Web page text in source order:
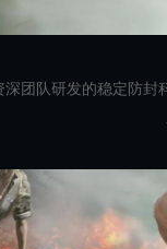
团队研发的稳定防